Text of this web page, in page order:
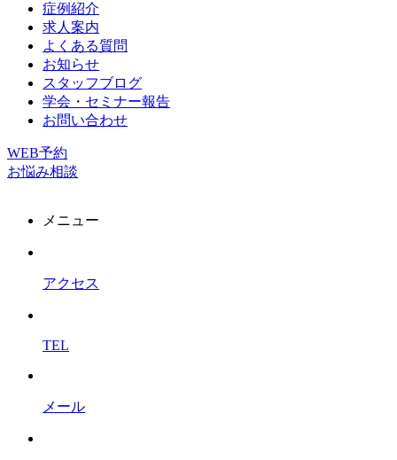
症例紹介
求人案内
よくある質問
お知らせ
スタッフブログ
学会・セミナー報告
お問い合わせ
WEB予約
お悩み相談
メニュー
アクセス
TEL
メール